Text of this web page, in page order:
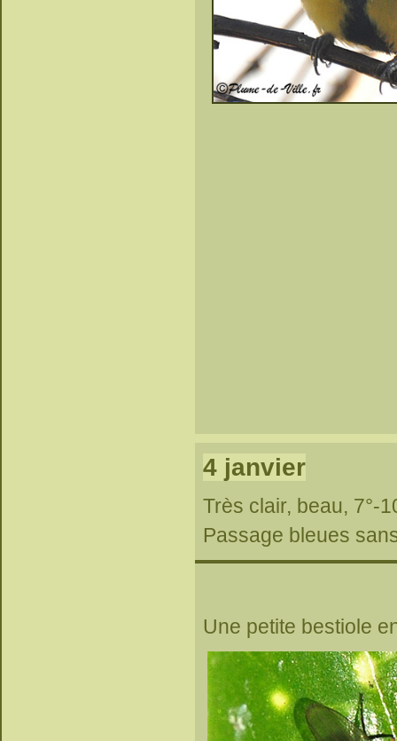
4 janvier
Très clair, beau, 7°-
Passage bleues
Une petite bestiole